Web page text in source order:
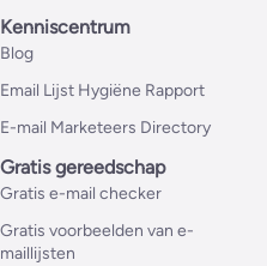
Kenniscentrum
Blog
Email Lijst Hygiëne Rapport
E-mail Marketeers Directory
Gratis gereedschap
Gratis e-mail checker
Gratis voorbeelden van e-
maillijsten